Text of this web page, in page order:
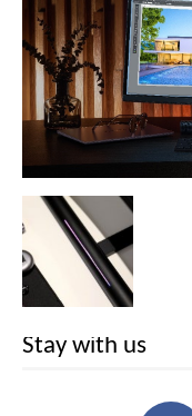
Stay with us